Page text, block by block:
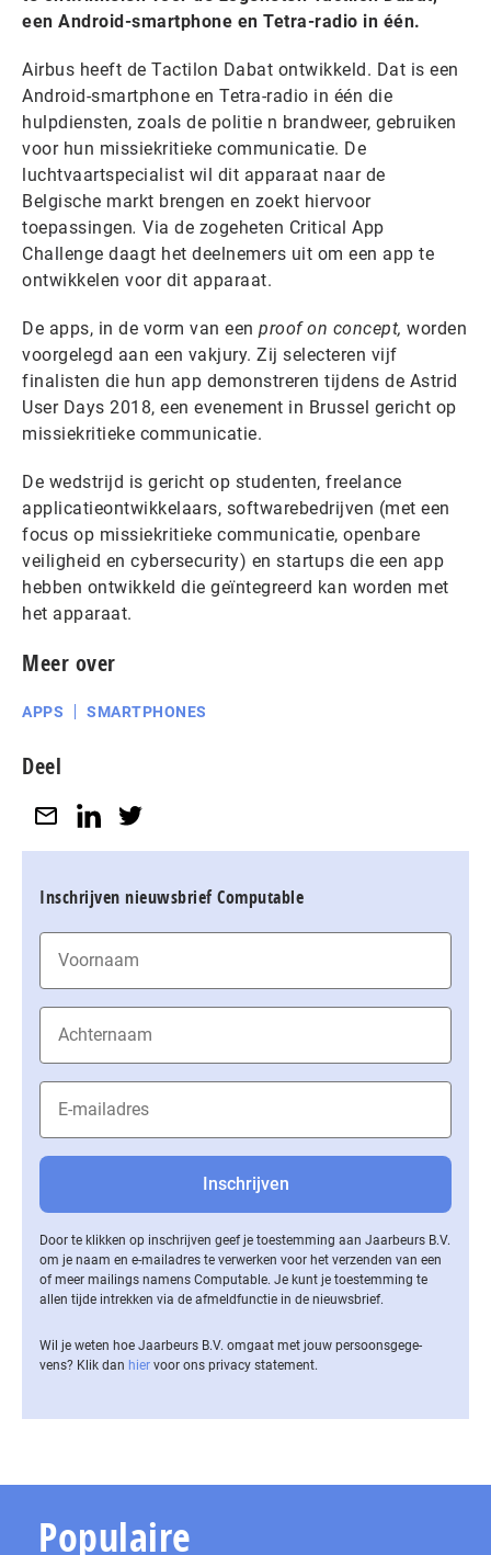
een Android-smartphone en Tetra-radio in één.
Airbus heeft de Tactilon Dabat ontwikkeld. Dat is een
Android-smartphone en Tetra-radio in één die
hulpdiensten, zoals de politie n brandweer, gebruiken
voor hun missiekritieke communicatie. De
luchtvaartspecialist wil dit apparaat naar de
Belgische markt brengen en zoekt hiervoor
toepassingen. Via de zogeheten Critical App
Challenge daagt het deelnemers uit om een app te
ontwikkelen voor dit apparaat.
De apps, in de vorm van een proof on concept, worden
voorgelegd aan een vakjury. Zij selecteren vijf
finalisten die hun app demonstreren tijdens de Astrid
User Days 2018, een evenement in Brussel gericht op
missiekritieke communicatie.
De wedstrijd is gericht op studenten, freelance
applicatieontwikkelaars, softwarebedrijven (met een
focus op missiekritieke communicatie, openbare
veiligheid en cybersecurity) en startups die een app
hebben ontwikkeld die geïntegreerd kan worden met
het apparaat.
Meer over
APPS SMARTPHONES
Deel
Inschrijven nieuwsbrief Computable
Door te klikken op inschrijven geef je toestemming aan Jaarbeurs B.V.
om je naam en e-mailadres te verwerken voor het verzenden van een
of meer mailings namens Computable. Je kunt je toestemming te
allen tijde intrekken via de af­meld­func­tie in de nieuwsbrief.
Wil je weten hoe Jaarbeurs B.V. omgaat met jouw per­soons­ge­ge­
vens? Klik dan hier voor ons privacy statement.
Populaire